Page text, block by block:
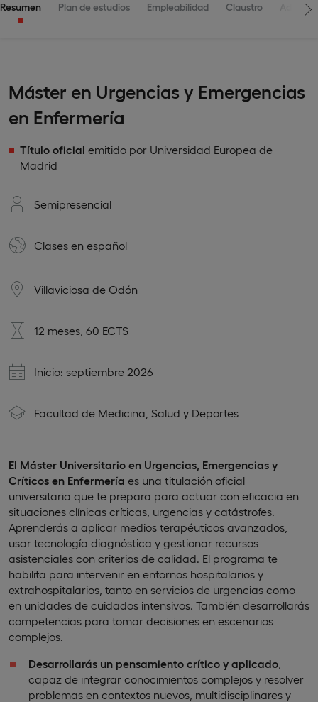
Resumen Plan de estudios Empleabilidad Claustro
Máster en Urgencias y Emergencias
en Enfermería
Título oficial emitido por Universidad Europea de
Madrid
Semipresencial
Clases en español
Villaviciosa de Odón
12 meses, 60 ECTS
Inicio: septiembre 2026
Facultad de Medicina, Salud y Deportes
El Máster Universitario en Urgencias, Emergencias y
Críticos en Enfermería es una titulación oficial
universitaria que te prepara para actuar con eficacia en
situaciones clínicas críticas, urgencias y catástrofes.
Aprenderás a aplicar medios terapéuticos avanzados,
usar tecnología diagnóstica y gestionar recursos
asistenciales con criterios de calidad. El programa te
habilita para intervenir en entornos hospitalarios y
extrahospitalarios, tanto en servicios de urgencias como
en unidades de cuidados intensivos. También desarrollarás
competencias para tomar decisiones en escenarios
complejos.
Desarrollarás un pensamiento crítico y aplicado
capaz de integrar conocimientos complejos y resolver
problemas en contextos nuevos, multidisciplinares y